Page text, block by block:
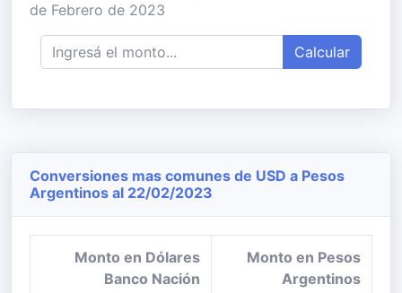
de Febrero de 2023
Calcular
Conversiones mas comunes de USD a Pesos
Argentinos al 22/02/2023
Monto en Dólares
Banco Nación
Monto en Pesos
Argentinos